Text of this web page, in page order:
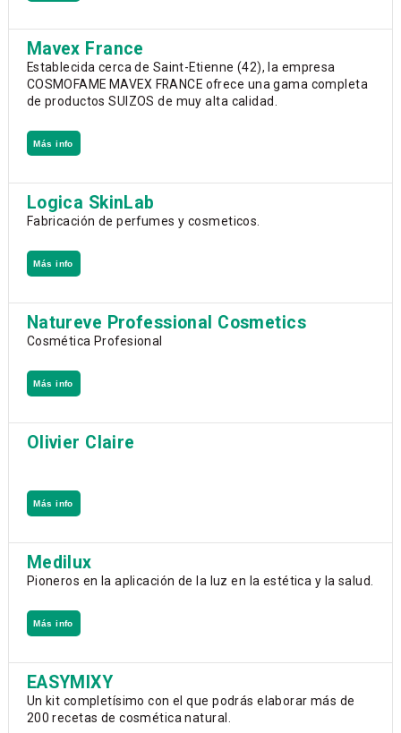
Mavex France
Establecida cerca de Saint-Etienne (42), la empresa
COSMOFAME MAVEX FRANCE ofrece una gama completa
de productos SUIZOS de muy alta calidad.
Más info
Logica SkinLab
Fabricación de perfumes y cosmeticos.
Más info
Natureve Professional Cosmetics
Cosmética Profesional
Más info
Olivier Claire
Más info
Medilux
Pioneros en la aplicación de la luz en la estética y la salud.
Más info
EASYMIXY
Un kit completísimo con el que podrás elaborar más de
200 recetas de cosmética natural.